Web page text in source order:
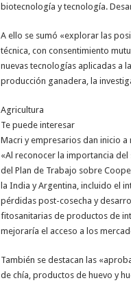
biotecnología y tecnología.
A ello se sumó «explorar las
técnica, con consentimiento
nuevas tecnologías aplicadas a
producción ganadera, la
Agricultura
Te puede interesar
Macri y empresarios dan inicio
«Al reconocer la importancia
del Plan de Trabajo sobre
la India y Argentina, incluido el
pérdidas post-cosecha y
fitosanitarias de productos de
mejoraría el acceso a los
También se destacan las
de chía, productos de huevo y